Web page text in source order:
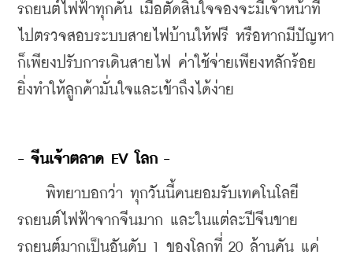
รถยนต์ไฟฟ้าทุกคัน เมื่อตัดสินใจจองจะมีเจ้าหน้าที่
ไปตรวจสอบระบบสายไฟบ้านให้ฟรี หรือหากมีปัญหา
ก็เพียงปรับการเดินสายไฟ ค่าใช้จ่ายเพียงหลักร้อย
ยิ่งทำให้ลูกค้ามั่นใจและเข้าถึงได้ง่าย
- จีนเจ้าตลาด EV โลก -
พิทยาบอกว่า ทุกวันนี้คนยอมรับเทคโนโลยี
รถยนต์ไฟฟ้าจากจีนมาก และในแต่ละปีจีนขาย
รถยนต์มากเป็นอันดับ 1 ของโลกที่ 20 ล้านคัน แค่